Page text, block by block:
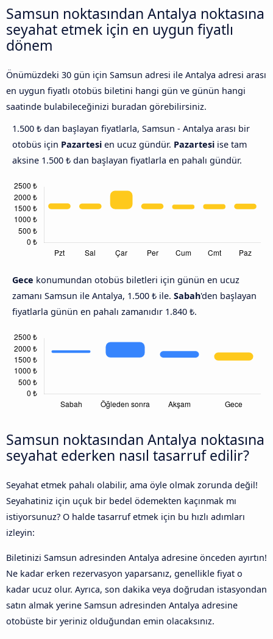
Samsun noktasından Antalya noktasına
seyahat etmek için en uygun fiyatlı
dönem
Önümüzdeki 30 gün için Samsun adresi ile Antalya adresi arası
en uygun fiyatlı otobüs biletini hangi gün ve günün hangi
saatinde bulabileceğinizi buradan görebilirsiniz.
1.500 ₺ dan başlayan fiyatlarla, Samsun - Antalya arası bir
otobüs için Pazartesi en ucuz gündür. Pazartesi ise tam
aksine 1.500 ₺ dan başlayan fiyatlarla en pahalı gündür.
Gece konumundan otobüs biletleri için günün en ucuz
zamanı Samsun ile Antalya, 1.500 ₺ ile. Sabah'den başlayan
fiyatlarla günün en pahalı zamanıdır 1.840 ₺.
Samsun noktasından Antalya noktasına
seyahat ederken nasıl tasarruf edilir?
Seyahat etmek pahalı olabilir, ama öyle olmak zorunda değil!
Seyahatiniz için uçuk bir bedel ödemekten kaçınmak mı
istiyorsunuz? O halde tasarruf etmek için bu hızlı adımları
izleyin:
Biletinizi Samsun adresinden Antalya adresine önceden ayırtın!
Ne kadar erken rezervasyon yaparsanız, genellikle fiyat o
kadar ucuz olur. Ayrıca, son dakika veya doğrudan istasyondan
satın almak yerine Samsun adresinden Antalya adresine
otobüste bir yeriniz olduğundan emin olacaksınız.